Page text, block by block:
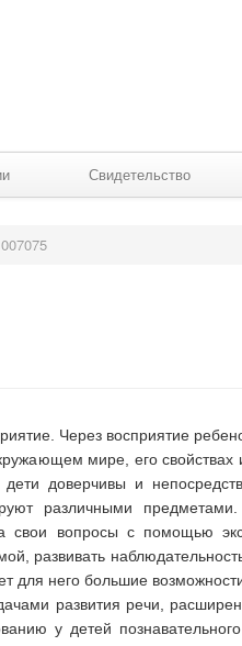
Свидетельство
Через восприятие
мире, его
доверчивы и
различными
свои вопросы с помощью
развивать
для него большие
развития речи,
у детей